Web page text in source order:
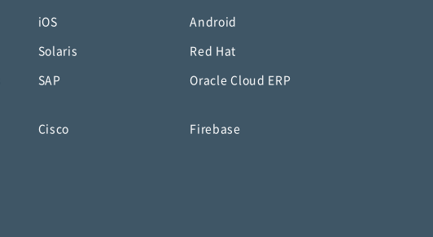
iOS Android
Solaris Red Hat
SAP Oracle Cloud ERP
Cisco Firebase